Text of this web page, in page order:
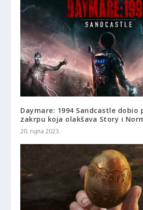
Daymare: 1994 Sandcastle dobio
zakrpu koja olakšava Story i
20. rujna 2023.